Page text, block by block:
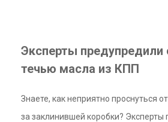
Эксперты предупредили
течью масла из КПП
Знаете, как неприятно проснуться
за заклинившей коробки? Эксперты